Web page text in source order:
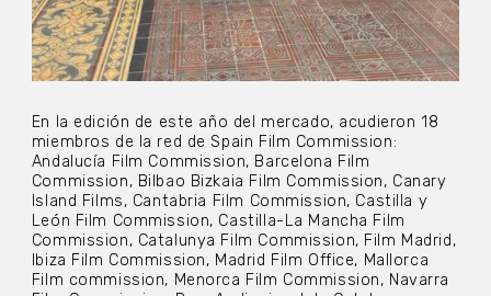
En la edición de este año del mercado, acudieron 18
miembros de la red de Spain Film Commission:
Andalucía Film Commission, Barcelona Film
Commission, Bilbao Bizkaia Film Commission, Canary
Island Films, Cantabria Film Commission, Castilla y
León Film Commission, Castilla-La Mancha Film
Commission, Catalunya Film Commission, Film Madrid,
Ibiza Film Commission, Madrid Film Office, Mallorca
Film commission, Menorca Film Commission, Navarra